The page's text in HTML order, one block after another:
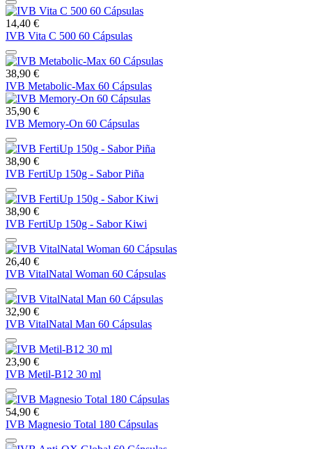
14,40 €
IVB Vita C 500 60 Cápsulas
38,90 €
IVB Metabolic-Max 60 Cápsulas
35,90 €
IVB Memory-On 60 Cápsulas
38,90 €
IVB FertiUp 150g - Sabor Piña
38,90 €
IVB FertiUp 150g - Sabor Kiwi
26,40 €
IVB VitalNatal Woman 60 Cápsulas
32,90 €
IVB VitalNatal Man 60 Cápsulas
23,90 €
IVB Metil-B12 30 ml
54,90 €
IVB Magnesio Total 180 Cápsulas